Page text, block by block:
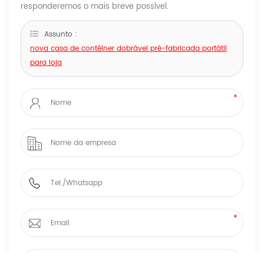
responderemos o mais breve possível.
Assunto :
nova casa de contêiner dobrável pré-fabricada portátil
para loja